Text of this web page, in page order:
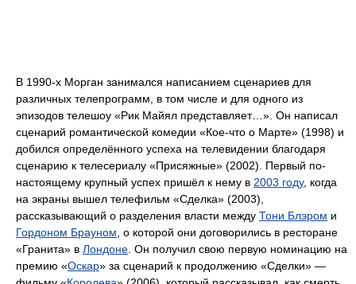
В 1990-х Морган занимался написанием сценариев для
различных телепрограмм, в том числе и для одного из
эпизодов телешоу «Рик Майял представляет…». Он написал
сценарий романтической комедии «Кое-что о Марте» (1998) и
добился определённого успеха на телевидении благодаря
сценарию к телесериалу «Присяжные» (2002). Первый по-
настоящему крупный успех пришёл к нему в 2003 году, когда
на экраны вышел телефильм «Сделка» (2003),
рассказывающий о разделения власти между Тони Блэром и
Гордоном Брауном , о которой они договорились в ресторане
«Гранита» в Лондоне . Он получил свою первую номинацию на
премию «Оскар» за сценарий к продолжению «Сделки» —